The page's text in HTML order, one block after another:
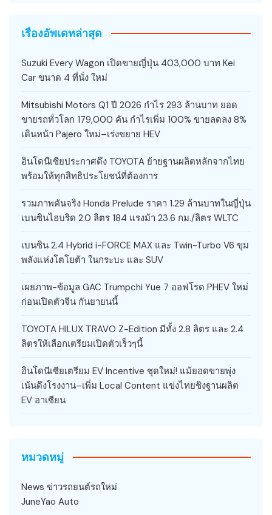
เรื่องอัพเดทล่าสุด
Suzuki Every Wagon เปิดขายญี่ปุ่น 403,000 บาท Kei
Car ขนาด 4 ที่นั่ง ใหม่
Mitsubishi Motors Q1 ปี 2026 กำไร 293 ล้านบาท ยอด
ขายรถทั่วโลก 179,000 คัน กำไรเพิ่ม 100% ขายลดลง 8%
เดินหน้า Pajero ใหม่–เร่งขยาย HEV
อินโดนีเซียประกาศดึง TOYOTA ย้ายฐานผลิตหลักจากไทย
พร้อมให้ทุกสิทธิประโยชน์ที่ต้องการ
รวมภาพคันจริง Honda Prelude ราคา 1.29 ล้านบาทในญี่ปุ่น
เบนซินไฮบริด 2.0 ลิตร 184 แรงม้า 23.6 กม./ลิตร WLTC
เบนซิน 2.4 Hybrid i-FORCE MAX และ Twin-Turbo V6 ขุม
พลังแห่งโตโยต้า ในกระบะ และ SUV
เผยภาพ-ข้อมูล GAC Trumpchi Yue 7 ออฟโรด PHEV ใหม่
ก่อนเปิดตัวจีน กันยายนนี้
TOYOTA HILUX TRAVO Z-Edition มีทั้ง 2.8 ลิตร และ 2.4
ลิตรให้เลือกเตรียมเปิดตัวเร็วๆนี้
อินโดนีเซียเตรียม EV Incentive ชุดใหม่! แม้ยอดขายพุ่ง
เน้นดึงโรงงาน–เพิ่ม Local Content แข่งไทยชิงฐานผลิต
EV อาเซียน
หมวดหมู่
News ข่าวรถยนต์รถใหม่
JuneYao Auto